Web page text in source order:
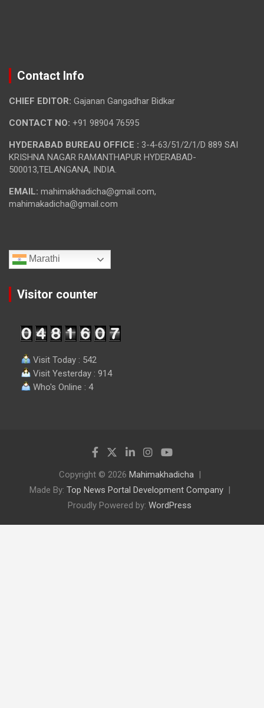
Contact Info
CHIEF EDITOR: Gajanan Gangadhar Bidkar
CONTACT NO: +91 98904 76595
HYDERABAD BUREAU OFFICE : 3-4-63/51/2/1/D 889 SAI
KRISHNA NAGAR RAMANTHAPUR HYDERABAD-
500013,TELANGANA, INDIA.
EMAIL: mahimakhadicha@gmail.com,
mahimakadicha@gmail.com
Marathi
Visitor counter
Visit Today : 542
Visit Yesterday : 914
Who's Online : 4
Copyright © 2026 Mahimakhadicha
Made By: Top News Portal Development Company
Proudly Powered by: WordPress